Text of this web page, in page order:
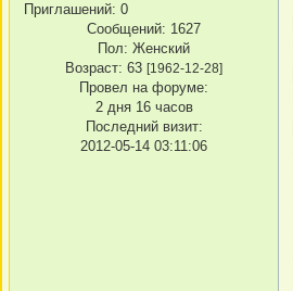
Приглашений: 0
Сообщений: 1627
Пол: Женский
Возраст: 63 [1962-12-28]
Провел на форуме:
2 дня 16 часов
Последний визит:
2012-05-14 03:11:06